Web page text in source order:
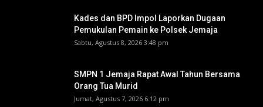
Kades dan BPD Impol Laporkan Dugaan
Pemukulan Pemain ke Polsek Jemaja
Sabtu, Agustus 8, 2026 3:48 pm
SMPN 1 Jemaja Rapat Awal Tahun Bersama
Orang Tua Murid ‎
Jumat, Agustus 7, 2026 6:12 pm